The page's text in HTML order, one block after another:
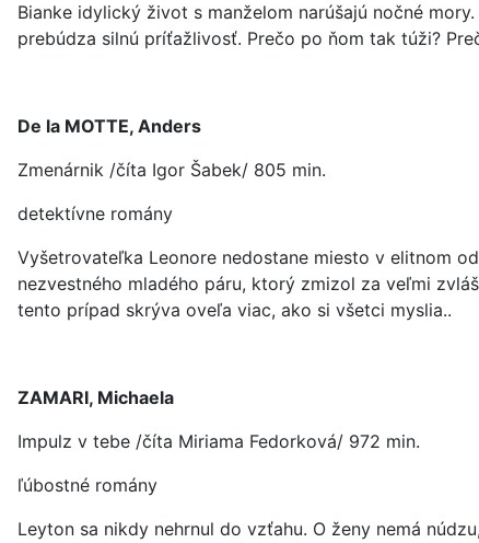
Bianke idylický život s manželom narúšajú nočné
prebúdza silnú príťažlivosť. Prečo po ňom tak túži?
De la MOTTE, Anders
Zmenárnik /číta Igor Šabek/ 805 min.
detektívne romány
Vyšetrovateľka Leonore nedostane miesto v elitnom
nezvestného mladého páru, ktorý zmizol za veľmi
tento prípad skrýva oveľa viac, ako si všetci myslia..
ZAMARI, Michaela
Impulz v tebe /číta Miriama Fedorková/ 972 min.
ľúbostné romány
Leyton sa nikdy nehrnul do vzťahu. O ženy nemá